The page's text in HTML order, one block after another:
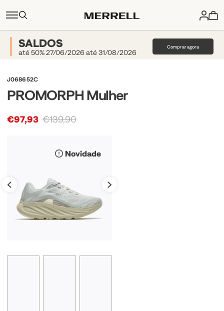
SALDOS
até 50% 27/06/2026 até 31/08/2026
Comprar agora
J068652C
PROMORPH Mulher
€97,93 €139,90
Novidade